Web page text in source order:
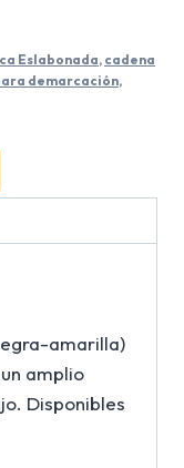
Eslabonada, cadena
demarcación,
amarilla)
amplio
Disponibles